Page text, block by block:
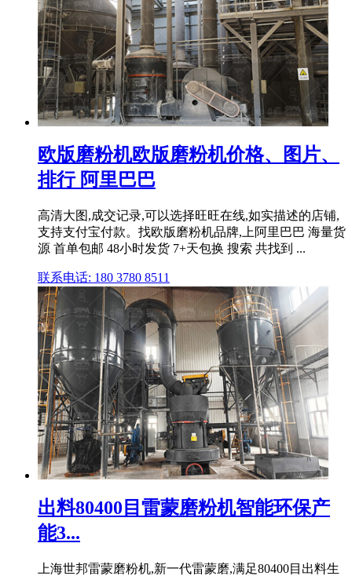
欧版磨粉机欧版磨粉机价格、图片、
排行 阿里巴巴
高清大图,成交记录,可以选择旺旺在线,如实描述的店铺,
支持支付宝付款。找欧版磨粉机品牌,上阿里巴巴 海量货
源 首单包邮 48小时发货 7+天包换 搜索 共找到 ...
联系电话: 180 3780 8511
出料80400目雷蒙磨粉机智能环保产
能3...
上海世邦雷蒙磨粉机,新一代雷蒙磨,满足80400目出料生